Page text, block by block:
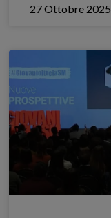
27 Ottobre 2025